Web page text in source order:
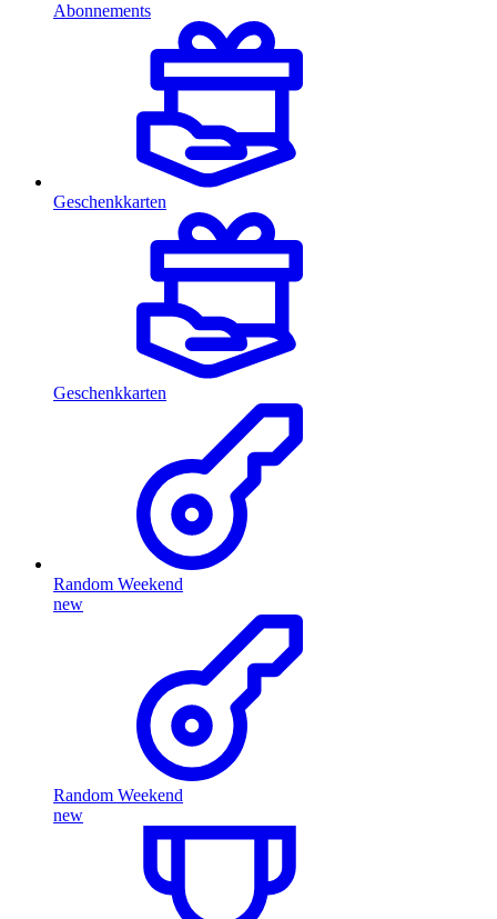
Abonnements
Geschenkkarten
Geschenkkarten
Random Weekend
new
Random Weekend
new